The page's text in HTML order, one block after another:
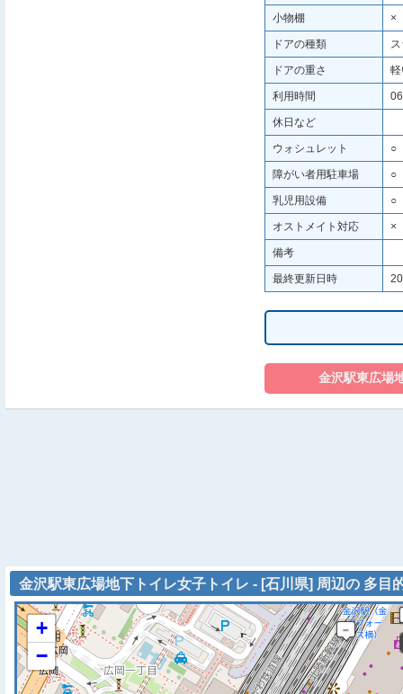
小物棚 ×
ドアの種類
ドアの重さ
利用時間
休日など
ウォシュレット ○
障がい者用駐車場 ○
乳児用設備 ○
オストメイト対応 ×
備考
最終更新日時
金沢駅東広場地下トイレ女子トイレ - [石川県] 周辺の 多目
+
−